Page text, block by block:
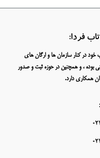
فردا:
در کنار سازمان ها و ارگان های
بوده ، و همچنین در حوزه ثبت و صدور
همکاری دارد.